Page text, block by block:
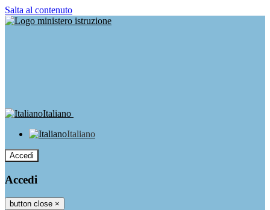
Salta al contenuto
Italiano
Italiano
Accedi
Accedi
button close ×